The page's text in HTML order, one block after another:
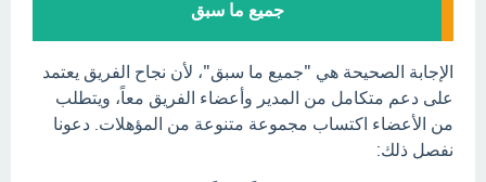
جميع ما سبق
الإجابة الصحيحة هي "جميع ما سبق"، لأن نجاح الفريق يعتمد
على دعم متكامل من المدير وأعضاء الفريق معاً، ويتطلب
من الأعضاء اكتساب مجموعة متنوعة من المؤهلات. دعونا
نفصل ذلك: